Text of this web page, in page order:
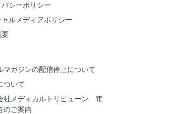
バシーポリシー
ャルメディアポリシー
要
マガジンの配信停止について
ついて
社メディカルトリビューン 電
のご案内